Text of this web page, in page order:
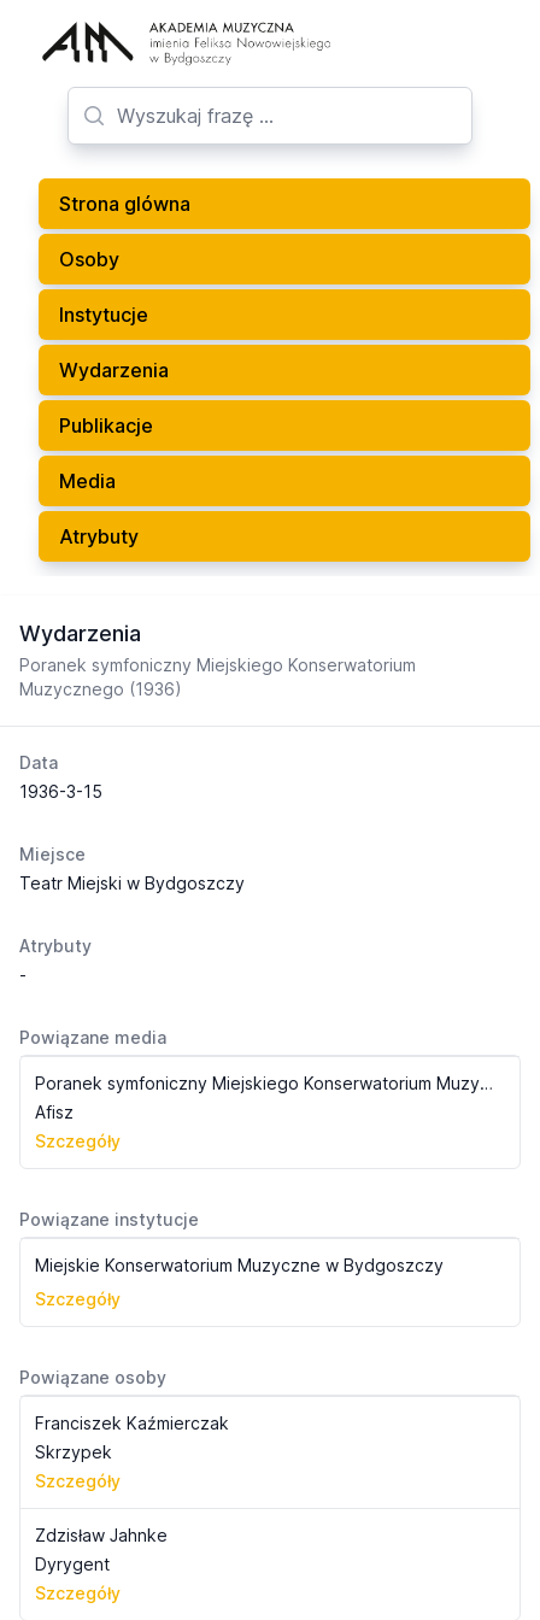
Strona glówna
Osoby
Instytucje
Wydarzenia
Publikacje
Media
Atrybuty
Wydarzenia
Poranek symfoniczny Miejskiego Konserwatorium
Muzycznego (1936)
Data
1936-3-15
Miejsce
Teatr Miejski w Bydgoszczy
Atrybuty
-
Powiązane media
Poranek symfoniczny Miejskiego Konserwatorium Muzycznego (1936)
Afisz
Szczegóły
Powiązane instytucje
Miejskie Konserwatorium Muzyczne w Bydgoszczy
Szczegóły
Powiązane osoby
Franciszek Kaźmierczak
Skrzypek
Szczegóły
Zdzisław Jahnke
Dyrygent
Szczegóły